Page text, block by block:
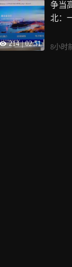
214 | 02:51
争当
北：
8小时